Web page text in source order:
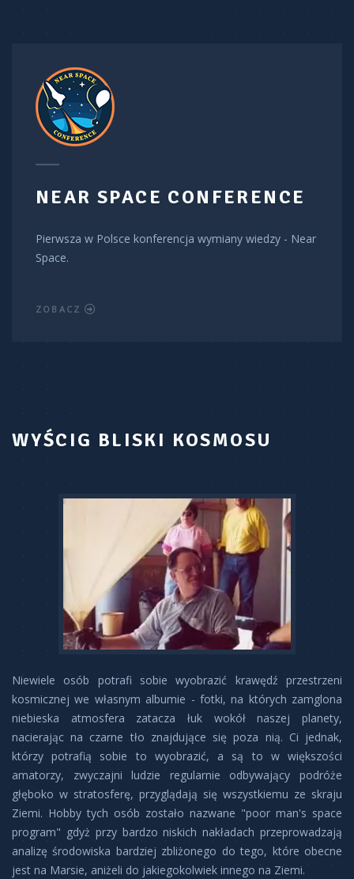
NEAR SPACE CONFERENCE
Pierwsza w Polsce konferencja wymiany wiedzy - Near
Space.
ZOBACZ
WYŚCIG BLISKI KOSMOSU
Niewiele osób potrafi sobie wyobrazić krawędź przestrzeni
kosmicznej we własnym albumie - fotki, na których zamglona
niebieska atmosfera zatacza łuk wokół naszej planety,
nacierając na czarne tło znajdujące się poza nią. Ci jednak,
którzy potrafią sobie to wyobrazić, a są to w większości
amatorzy, zwyczajni ludzie regularnie odbywający podróże
głęboko w stratosferę, przyglądają się wszystkiemu ze skraju
Ziemi. Hobby tych osób zostało nazwane "poor man's space
program" gdyż przy bardzo niskich nakładach przeprowadzają
analizę środowiska bardziej zbliżonego do tego, które obecne
jest na Marsie, aniżeli do jakiegokolwiek innego na Ziemi.